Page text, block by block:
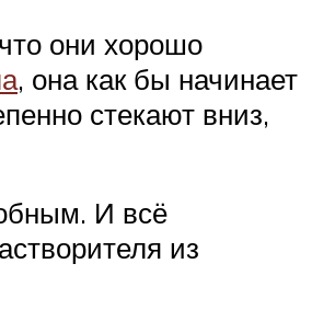
они хорошо
, она как бы начинает
стекают вниз,
И всё
из